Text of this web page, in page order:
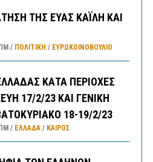
ΤΗΣ ΕΥΑΣ ΚΑΪΛΗ ΚΑΙ
ΠΟΛΙΤΙΚΗ / ΕΥΡΩΚΟΙΝΟΒΟΥΛΙΟ
ΚΑΤΑ ΠΕΡΙΟΧΕΣ
17/2/23 ΚΑΙ ΓΕΝΙΚΗ
18-19/2/23
ΕΛΛΑΔA/ ΚΑΙΡΌΣ